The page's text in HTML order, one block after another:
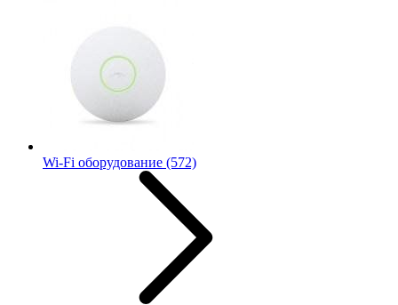
Wi-Fi оборудование (572)